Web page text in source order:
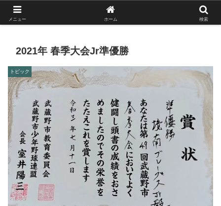
がんばれ！フルスイング！境南ブレーブス！
2021年 春季大会Jr準優勝
トピック
メニュー ホーム 検索